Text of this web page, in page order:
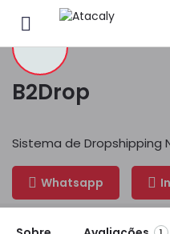
B2Drop
Sistema de Dropshipping
Whatsapp